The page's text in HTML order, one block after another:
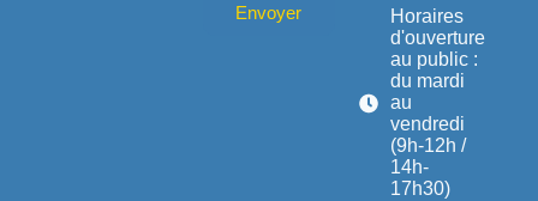
Envoyer
Horaires
d'ouverture
au public :
du mardi
au
vendredi
(9h-12h /
14h-
17h30)